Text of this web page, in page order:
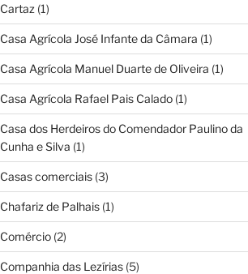
Cartaz (1)
Casa Agrícola José Infante da Câmara (1)
Casa Agrícola Manuel Duarte de Oliveira (1)
Casa Agrícola Rafael Pais Calado(1)
Casa dos Herdeiros do Comendador Paulino da
Cunha e Silva (1)
Casas comerciais(3)
Chafariz de Palhais(1)
Comércio(2)
Companhia das Lezírias(5)